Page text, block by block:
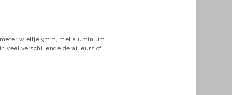
wieltje 9mm, met aluminium
veel verschillende derailleurs of